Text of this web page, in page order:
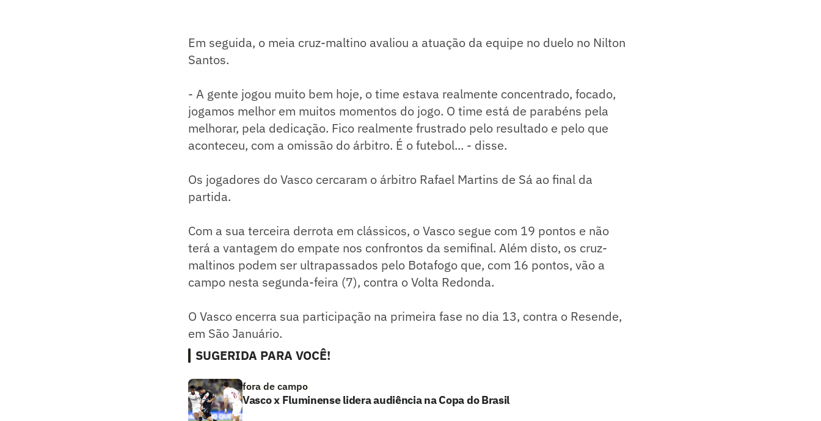
Em seguida, o meia cruz-maltino avaliou a atuação da equipe no duelo no Nilton
Santos.
- A gente jogou muito bem hoje, o time estava realmente concentrado, focado,
jogamos melhor em muitos momentos do jogo. O time está de parabéns pela
melhorar, pela dedicação. Fico realmente frustrado pelo resultado e pelo que
aconteceu, com a omissão do árbitro. É o futebol... - disse.
Os jogadores do Vasco cercaram o árbitro Rafael Martins de Sá ao final da
partida.
Com a sua terceira derrota em clássicos, o Vasco segue com 19 pontos e não
terá a vantagem do empate nos confrontos da semifinal. Além disto, os cruz-
maltinos podem ser ultrapassados pelo Botafogo que, com 16 pontos, vão a
campo nesta segunda-feira (7), contra o Volta Redonda.
O Vasco encerra sua participação na primeira fase no dia 13, contra o Resende,
em São Januário.
SUGERIDA PARA VOCÊ!
fora de campo
Vasco x Fluminense lidera audiência na Copa do Brasil